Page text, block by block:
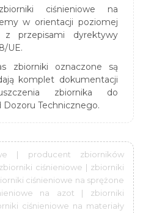
ciśnieniowe na
w orientacji poziomej
przepisami dyrektywy
UE.
zbiorniki oznaczone są
komplet dokumentacji
zbiornika do
Technicznego.
| producent zbiorników
ciśnieniowe | zbiorniki
ciśnieniowe na sprężone
na azot | zbiorniki
ciśnieniowe na materiały